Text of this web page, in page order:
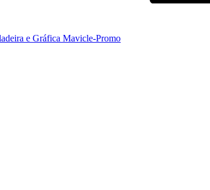
e Gráfica Mavicle-Promo